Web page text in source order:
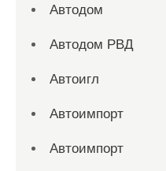
Автодом
Автодом РВД
Автоигл
Автоимпорт
Автоимпорт